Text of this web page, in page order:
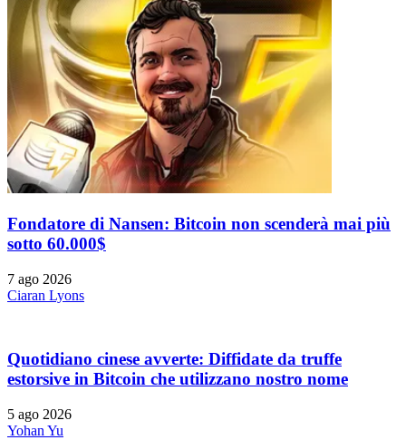
Fondatore di Nansen: Bitcoin non scenderà mai più
sotto 60.000$
7 ago 2026
Ciaran Lyons
Quotidiano cinese avverte: Diffidate da truffe
estorsive in Bitcoin che utilizzano nostro nome
5 ago 2026
Yohan Yu